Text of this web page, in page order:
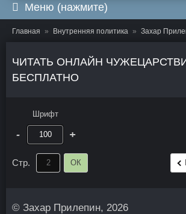
Меню (нажмите)
Главная Внутренняя политика Захар
ЧИТАТЬ ОНЛАЙН
БЕСПЛАТНО
Шрифт
- +
Стр. ОК
© Захар Прилепин, 2026